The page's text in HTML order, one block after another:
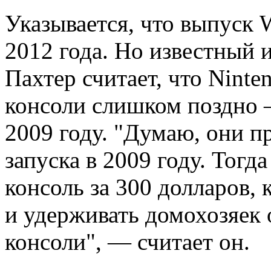
Указывается, что выпуск
2012 года. Но известный
Пахтер считает, что
консоли слишком поздно
2009 году. "Думаю, они
запуска в 2009 году.
консоль за 300
и удерживать
консоли", — считает он.